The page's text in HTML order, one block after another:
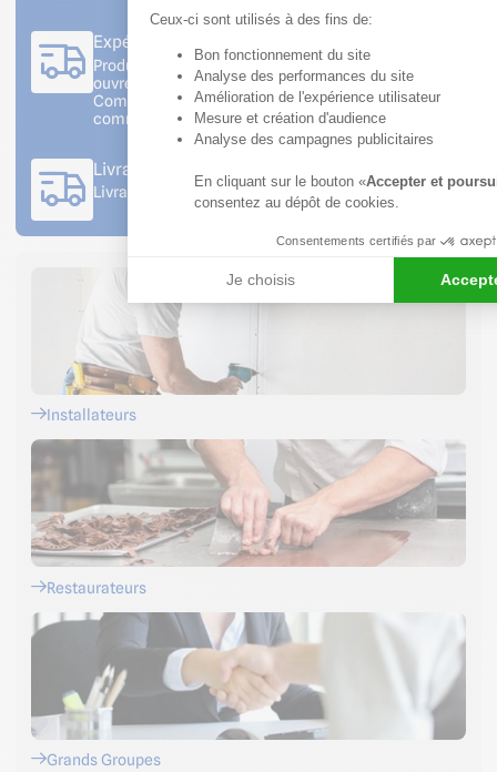
Expédition rapide
Produits en stock : commande expédiée sous 2 jours
ouvrés
Commande sur production : se référer au bon de
commande
Livraison sur votre chantier
Livraison avec prise de rendez-vous
Installateurs
Restaurateurs
Grands Groupes
Ceux-ci sont utilisés à des fins de:
Bon fonctionnement du site
Analyse des performances du site
Amélioration de l'expérience utilisateur
Mesure et création d'audience
Analyse des campagnes publicitaires
En cliquant sur le bouton «Accepter et
consentez au dépôt de cookies.
Consentements certifiés par
Je choisis
Axeptio consent